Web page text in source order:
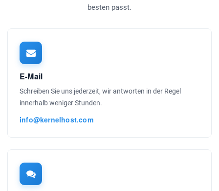
besten passt.
E-Mail
Schreiben Sie uns jederzeit, wir antworten in der Regel
innerhalb weniger Stunden.
info@kernelhost.com